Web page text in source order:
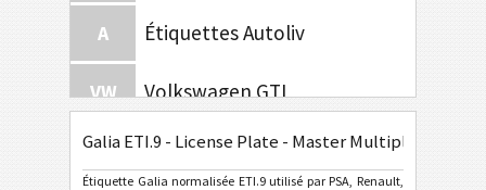
A Étiquettes Autoliv
VW Volkswagen GTL
GM General Motors
Galia ETI.9 - License Plate - Master Multiple
Étiquette Galia normalisée ETI.9 utilisé par PSA, Renault,